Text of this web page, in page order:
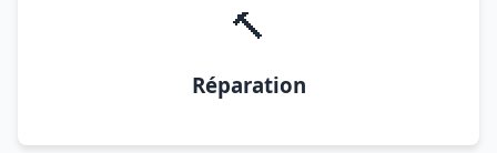
🔨
Réparation